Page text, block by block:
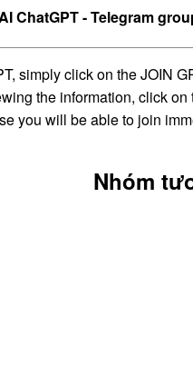
ChatGPT - Telegram
simply click on the JOIN
the information, click
you will be able to join
Nhóm